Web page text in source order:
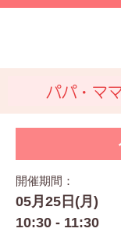
パパ・
開催期間：
05月25日(月)
10:30 - 11:30